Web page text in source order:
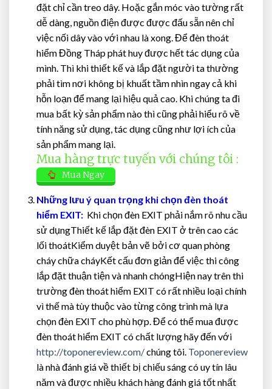
đặt chỉ cần treo dây. Hoặc gắn móc vào tường rất
dễ dàng, nguồn điện được được đấu sẵn nên chỉ
việc nối dây vào với nhau là xong. Để đèn thoát
hiểm Đồng Tháp phát huy được hết tác dụng của
mình. Thì khi thiết kế và lắp đặt người ta thường
phải tìm nơi không bị khuất tầm nhìn ngay cả khi
hỗn loạn để mang lại hiệu quả cao. Khi chúng ta đi
mua bất kỳ sản phẩm nào thì cũng phải hiểu rõ về
tính năng sử dụng, tác dụng cũng như lợi ích của
sản phẩm mang lại.
Mua hàng trực tuyến với chúng tôi :
Mua Ngay
Những lưu ý quan trọng khi chọn đèn thoát
hiểm EXIT: Khi chọn đèn EXIT phải nắm rõ nhu cầu
sử dụngThiết kế lắp đặt đèn EXIT ở trên cao các
lối thoátKiểm duyệt bản vẽ bởi cơ quan phòng
cháy chữa cháyKết cấu đơn giản để việc thi công
lắp đặt thuận tiện và nhanh chóngHiện nay trên thi
trường đèn thoát hiểm EXIT có rất nhiều loại chính
vì thế mà tùy thuộc vào từng công trình mà lựa
chọn đèn EXIT cho phù hợp. Để có thể mua được
đèn thoát hiểm EXIT có chất lượng hãy đến với
http://toponereview.com/chúng tôi. Toponereview
là nhà đánh giá về thiết bị chiếu sáng có uy tín lâu
năm và được nhiều khách hàng đánh giá tốt nhất